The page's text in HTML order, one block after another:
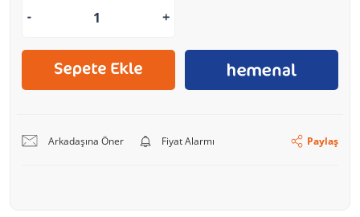
Arkadaşına Öner Fiyat Alarmı Paylaş